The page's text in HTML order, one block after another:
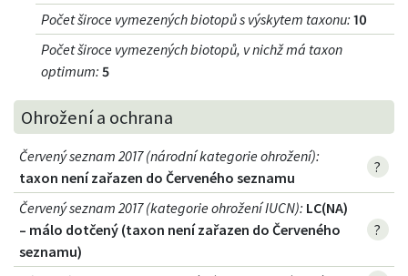
Počet široce vymezených biotopů s výskytem taxonu: 10
Počet široce vymezených biotopů, v nichž má taxon
optimum: 5
Ohrožení a ochrana
Červený seznam 2017 (národní kategorie ohrožení):
taxon není zařazen do Červeného seznamu
?
Červený seznam 2017 (kategorie ohrožení IUCN): LC(NA)
– málo dotčený (taxon není zařazen do Červeného
seznamu)
?